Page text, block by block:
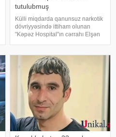
tutulubmuş
Külli miqdarda qanunsuz narkotik
dövriyyəsində ittiham olunan
"Kəpəz Hospital"ın cərrahı Elşən
KONKRET.azqafqazinfo-ya
istinadən xəbər verir ki,
təqsirləndirilə